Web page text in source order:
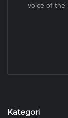
voice of the
Kategori